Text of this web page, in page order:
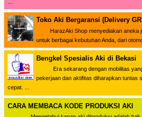
Toko Aki Bergaransi (Delivery
HarazAki Shop menyediakan aneka
untuk berbagai kebutuhan Anda, dari
Bengkel Spesialis Aki di Bekasi
Era sekarang dengan mobilitas yang
pekerjaan dan aktifitas diharapkan tuntas
cepat. ...
CARA MEMBACA KODE PRODUKSI AKI